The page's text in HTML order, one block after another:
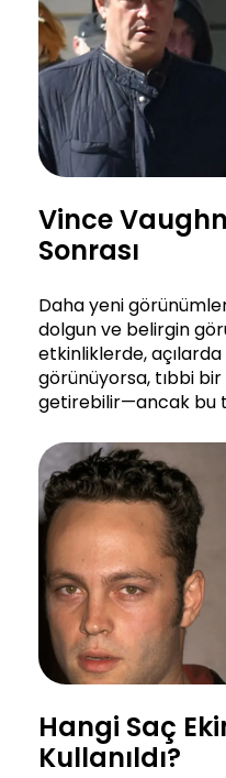
Vince
Sonrası
Daha yeni
dolgun ve belirgin
etkinliklerde, açılarda
görünüyorsa, tıbbi
getirebilir—ancak bu
Hangi Saç
Kullanıldı?